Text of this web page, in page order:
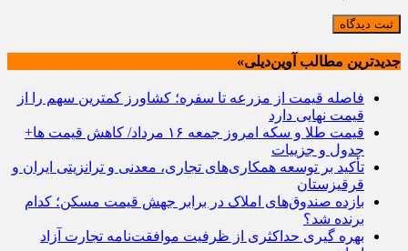
ثبت دیدگاه
جدیدترین مطالب آوین‌دیلی»
فاصله قیمت از مزرعه تا سفره؛ کشاورز کمترین سهم را از
قیمت نهایی دارد
قیمت طلا و سکه امروز جمعه ۱۶ مرداد/ کاهش قیمت ها+
جدول و جزییات
تأکید بر توسعه همکاری‌های تجاری، معدنی و ترانزیتی ایران و
قرقیزستان
بازده صندوق‌های املاک در برابر جهش قیمت مسکن؛ کدام
برنده شد؟
بهره گیری حداکثری از ظرفیت موافقت‌نامه تجارت آزاد